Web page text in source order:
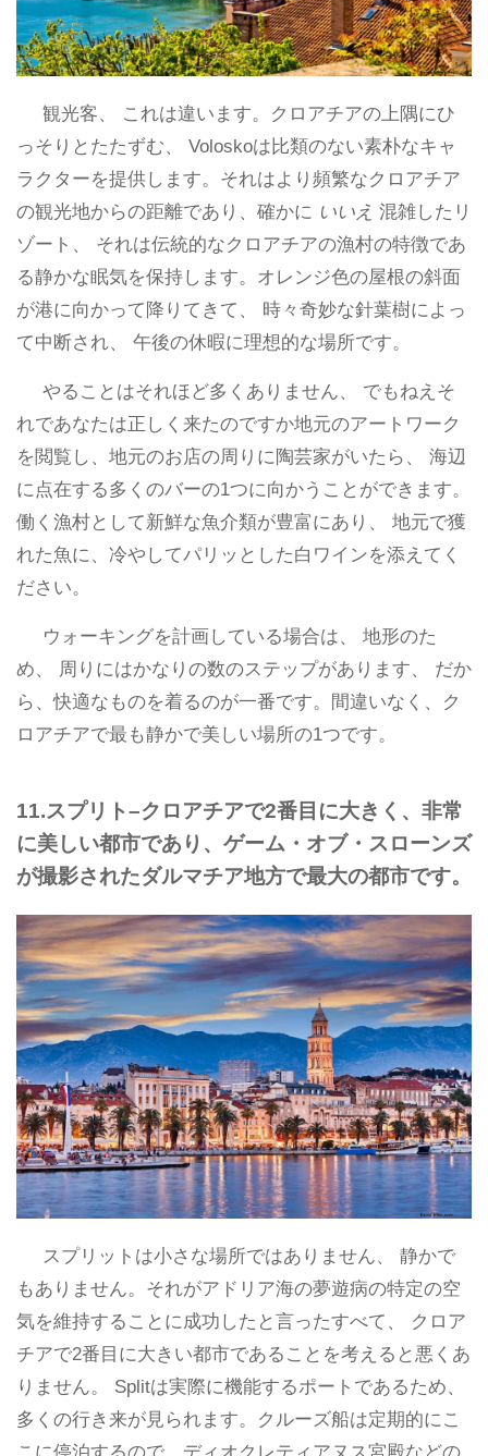
観光客、 これは違います。クロアチアの上隅にひ
っそりとたたずむ、 Voloskoは比類のない素朴なキャ
ラクターを提供します。それはより頻繁なクロアチア
の観光地からの距離であり、確かに いいえ 混雑したリ
ゾート、 それは伝統的なクロアチアの漁村の特徴であ
る静かな眠気を保持します。オレンジ色の屋根の斜面
が港に向かって降りてきて、 時々奇妙な針葉樹によっ
て中断され、 午後の休暇に理想的な場所です。
やることはそれほど多くありません、 でもねえそ
れであなたは正しく来たのですか地元のアートワーク
を閲覧し、地元のお店の周りに陶芸家がいたら、 海辺
に点在する多くのバーの1つに向かうことができます。
働く漁村として新鮮な魚介類が豊富にあり、 地元で獲
れた魚に、冷やしてパリッとした白ワインを添えてく
ださい。
ウォーキングを計画している場合は、 地形のた
め、 周りにはかなりの数のステップがあります、 だか
ら、快適なものを着るのが一番です。間違いなく、ク
ロアチアで最も静かで美しい場所の1つです。
11.スプリト–クロアチアで2番目に大きく、非常
に美しい都市であり、ゲーム・オブ・スローンズ
が撮影されたダルマチア地方で最大の都市です。
スプリットは小さな場所ではありません、 静かで
もありません。それがアドリア海の夢遊病の特定の空
気を維持することに成功したと言ったすべて、 クロア
チアで2番目に大きい都市であることを考えると悪くあ
りません。 Splitは実際に機能するポートであるため、
多くの行き来が見られます。クルーズ船は定期的にこ